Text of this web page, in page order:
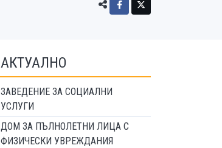
АКТУАЛНО
ЗАВЕДЕНИЕ ЗА СОЦИАЛНИ
УСЛУГИ
ДОМ ЗА ПЪЛНОЛЕТНИ ЛИЦА С
ФИЗИЧЕСКИ УВРЕЖДАНИЯ